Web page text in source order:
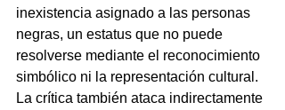
inexistencia asignado a las personas
negras, un estatus que no puede
resolverse mediante el reconocimiento
simbólico ni la representación cultural.
La crítica también ataca indirectamente